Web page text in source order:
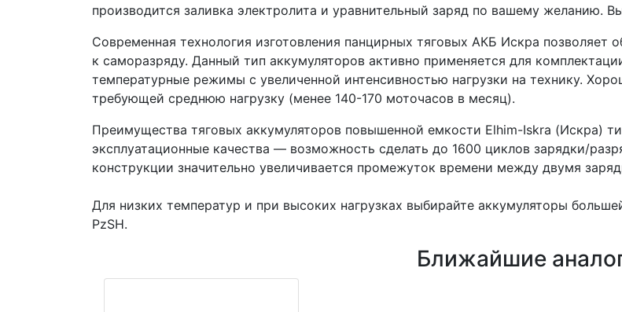
производится заливка электролита и уравнительный заряд по вашему желанию.
Современная технология изготовления панцирных тяговых АКБ Искра позволяет
к саморазряду. Данный тип аккумуляторов активно применяется для
температурные режимы с увеличенной интенсивностью нагрузки на технику.
требующей среднюю нагрузку (менее 140-170 моточасов в месяц).
Преимущества тяговых аккумуляторов повышенной емкости Elhim-Iskra (Искра)
эксплуатационные качества — возможность сделать до 1600 циклов зарядки/
конструкции значительно увеличивается промежуток времени между двумя
Для низких температур и при высоких нагрузках выбирайте аккумуляторы
PzSH.
Ближайшие